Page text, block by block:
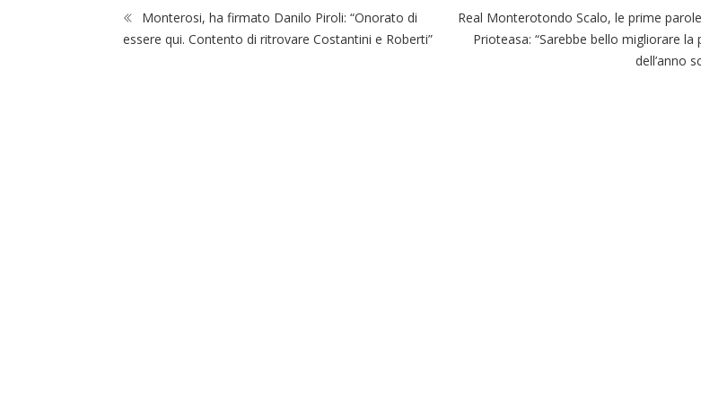
Monterosi, ha firmato Danilo Piroli: “Onorato di
essere qui. Contento di ritrovare Costantini e Roberti”
Real Monterotondo Scalo, le prime
Prioteasa: “Sarebbe bello migliorare la
dell’anno